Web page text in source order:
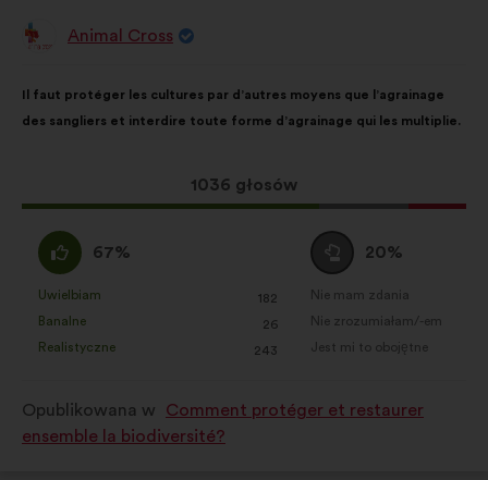
Propozycja:Animal Cross
propozycji:
Il faut protéger les cultures par d’autres moyens que l’agrainage
des sangliers et interdire toute forme d’agrainage qui les multiplie.
Ta
propozycja
1036 głosów
czym
głosy
następująco:
Zgadzam
się
:
67%
w
kategorii:
Uwielbiam
: 182
razy
Banalne
: 26
razy
Realistyczne
: 243
razy
Wstrzymuję
się
:
20%
w
Nie mam zdania
:razy
Nie zrozumiałam/-em
:razy
Jest mi to obojętne
:razy
Opublikowana w
Comment protéger et restaurer
ensemble la biodiversité?